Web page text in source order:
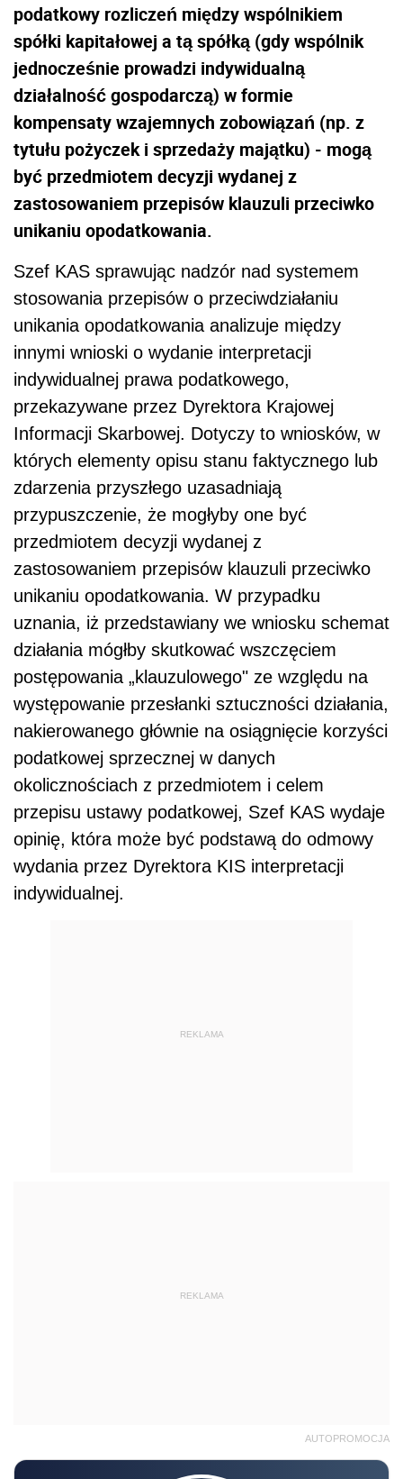
podatkowy rozliczeń między wspólnikiem
spółki kapitałowej a tą spółką (gdy wspólnik
jednocześnie prowadzi indywidualną
działalność gospodarczą) w formie
kompensaty wzajemnych zobowiązań (np. z
tytułu pożyczek i sprzedaży majątku) - mogą
być przedmiotem decyzji wydanej z
zastosowaniem przepisów klauzuli przeciwko
unikaniu opodatkowania.
Szef KAS sprawując nadzór nad systemem
stosowania przepisów o przeciwdziałaniu
unikania opodatkowania analizuje między
innymi wnioski o wydanie interpretacji
indywidualnej prawa podatkowego,
przekazywane przez Dyrektora Krajowej
Informacji Skarbowej. Dotyczy to wniosków, w
których elementy opisu stanu faktycznego lub
zdarzenia przyszłego uzasadniają
przypuszczenie, że mogłyby one być
przedmiotem decyzji wydanej z
zastosowaniem przepisów klauzuli przeciwko
unikaniu opodatkowania. W przypadku
uznania, iż przedstawiany we wniosku schemat
działania mógłby skutkować wszczęciem
postępowania „klauzulowego" ze względu na
występowanie przesłanki sztuczności działania,
nakierowanego głównie na osiągnięcie korzyści
podatkowej sprzecznej w danych
okolicznościach z przedmiotem i celem
przepisu ustawy podatkowej, Szef KAS wydaje
opinię, która może być podstawą do odmowy
wydania przez Dyrektora KIS interpretacji
indywidualnej.
REKLAMA
REKLAMA
AUTOPROMOCJA